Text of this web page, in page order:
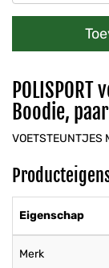
Boodie,
VOETSTEUNTJES
Eigenschap
Merk